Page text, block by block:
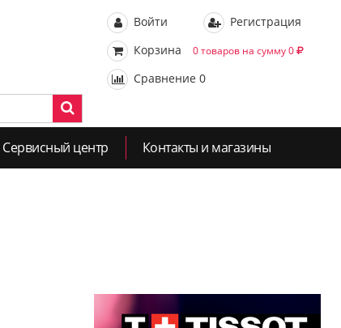
Войти
Регистрация
Корзина
0 товаров на сумму 0
Сравнение 0
Сервисный центр Контакты и магазины